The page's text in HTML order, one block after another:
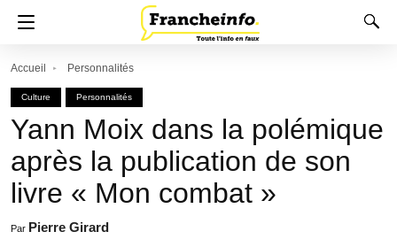
Accueil Personnalités
Culture Personnalités
Yann Moix dans la polémique
après la publication de son
livre « Mon combat »
Par Pierre Girard